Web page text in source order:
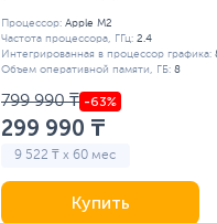
Процессор: Apple M2
Частота процессора, ГГц: 2.4
Интегрированная в процессор графика:
Объем оперативной памяти, ГБ: 8
799 990 ₸
299 990 ₸
9 522 ₸ x 60 мес
Купить